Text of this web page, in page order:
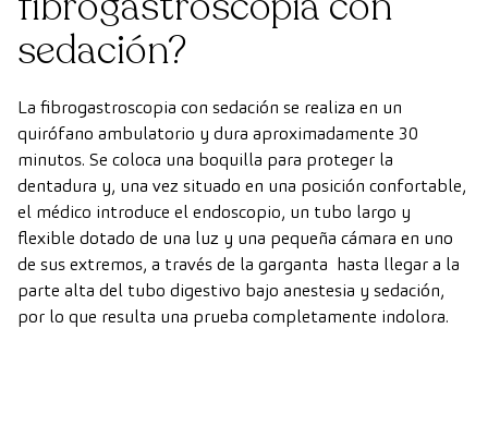
sedación?
La fibrogastroscopia con sedación se realiza en un
quirófano ambulatorio y dura aproximadamente 30
minutos. Se coloca una boquilla para proteger la
dentadura y, una vez situado en una posición confortable,
el médico introduce el endoscopio, un tubo largo y
flexible dotado de una luz y una pequeña cámara en uno
de sus extremos, a través de la garganta hasta llegar a la
parte alta del tubo digestivo bajo anestesia y sedación,
por lo que resulta una prueba completamente indolora.